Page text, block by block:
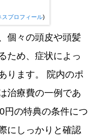
プロフィール)
個々の頭皮や頭髪
ため、症状によっ
ります。 院内のポ
治療費の一例であ
円の特典の条件につ
にしっかりと確認